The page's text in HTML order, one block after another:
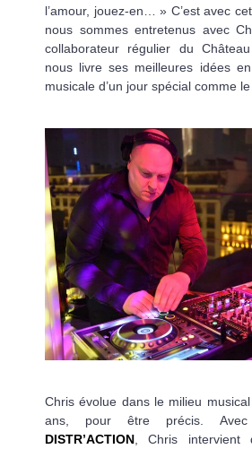
l’amour, jouez-en… » C’est avec
nous sommes entretenus avec
collaborateur régulier du
nous livre ses meilleures idées
musicale d’un jour spécial comme le
Chris évolue dans le milieu
ans, pour être précis.
DISTR’ACTION , Chris